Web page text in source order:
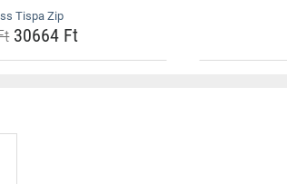
Tispa Zip
30664 Ft